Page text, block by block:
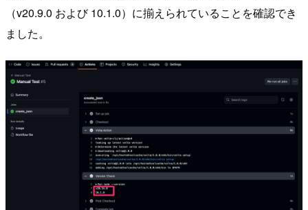
（v20.9.0 および 10.1.0）に揃えられていることを確認でき
ました。